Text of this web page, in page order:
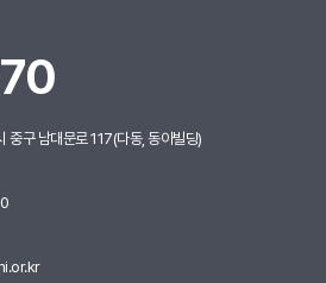
구 남대문로 117(다동, 동아빌딩)